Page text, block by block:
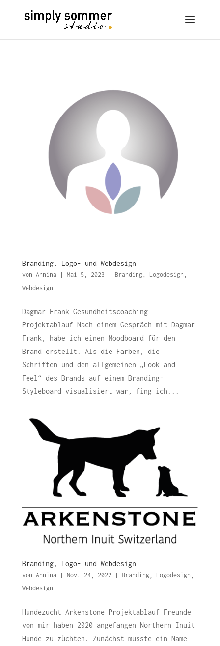
Branding, Logo- und Webdesign
von Annina| Mai 5, 2023 | Branding, Logodesign ,
Webdesign
Dagmar Frank Gesundheitscoaching
Projektablauf Nach einem Gespräch mit Dagmar
Frank, habe ich einen Moodboard für den
Brand erstellt. Als die Farben, die
Schriften und den allgemeinen „Look and
Feel“ des Brands auf einem Branding-
Styleboard visualisiert war, fing ich...
Branding, Logo- und Webdesign
von Annina| Nov. 24, 2022 | Branding, Logodesign ,
Webdesign
Hundezucht Arkenstone Projektablauf Freunde
von mir haben 2020 angefangen Northern Inuit
Hunde zu züchten. Zunächst musste ein Name